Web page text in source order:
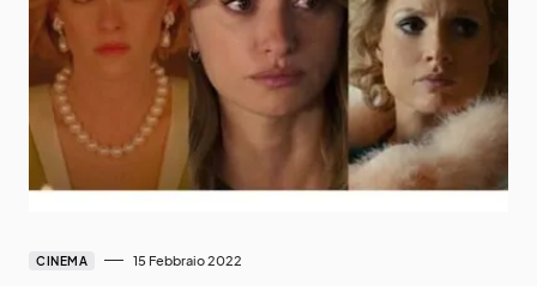
CINEMA 15 Febbraio 2022